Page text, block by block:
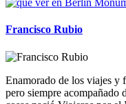
Francisco Rubio
Enamorado de los viajes y
pero siempre acompañado